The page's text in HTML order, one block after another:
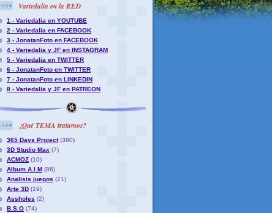
Variedalia en la RED
1 - Variedalia en YOUTUBE
2 - Variedalia en FACEBOOK
3 - JonatanFoto en FACEBOOK
4 - Variedalia y JF en INSTAGRAM
5 - Variedalia en TWITTER
6 - JonatanFoto en TWITTER
7 - JonatanFoto en LINKEDIN
8 - Variedalia y JF en PATREON
¿Qué TEMA tratamos?
365 Days Project (380)
3D Studio Max (7)
ACMOZ (10)
Album A.I.M (86)
Analisis juegos (21)
Arte 3D (19)
Assholes (2)
B.S.O (74)